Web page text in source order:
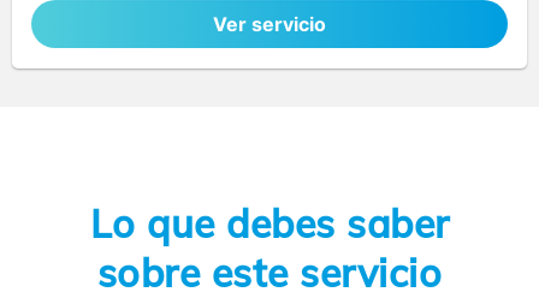
Ver servicio
Lo que debes saber
sobre este servicio